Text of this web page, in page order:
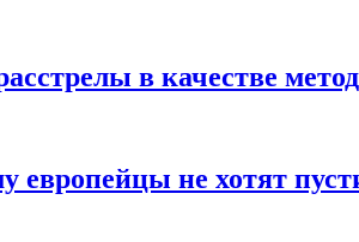
в качестве
европейцы не хотят